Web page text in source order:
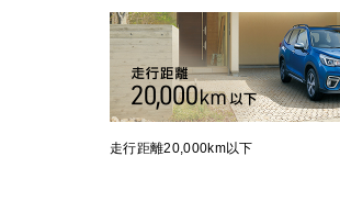
走行距離20,000km以下